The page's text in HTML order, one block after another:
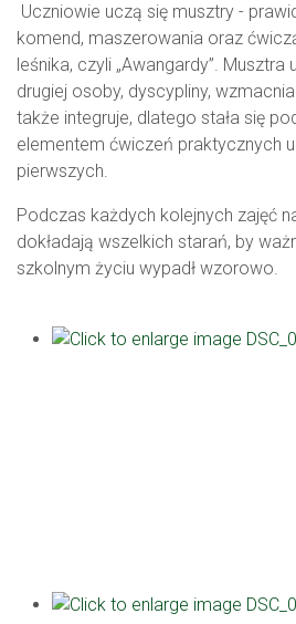
Uczniowie uczą się musztry -
komend, maszerowania oraz
leśnika, czyli „Awangardy”. Musztra
drugiej osoby, dyscypliny,
także integruje, dlatego stała się
elementem ćwiczeń praktycznych
pierwszych.
Podczas każdych kolejnych zajęć
dokładają wszelkich starań, by
szkolnym życiu wypadł wzorowo.